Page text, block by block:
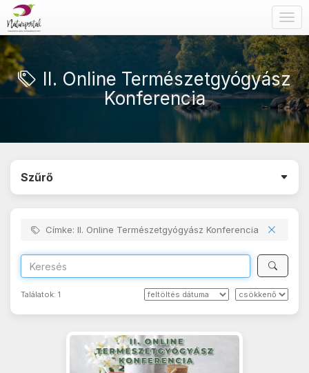
II. Online Természetgyógyász
Konferencia
Szűrő
Címke: II. Online Természetgyógyász Konferencia
Találatok: 1